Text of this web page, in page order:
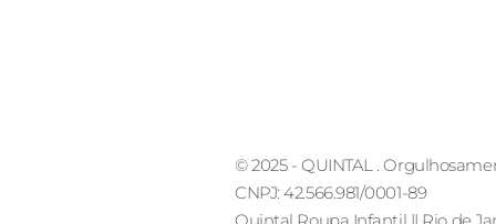
© 2025 - QUINTAL .
CNPJ: 42.566.981/0001-89